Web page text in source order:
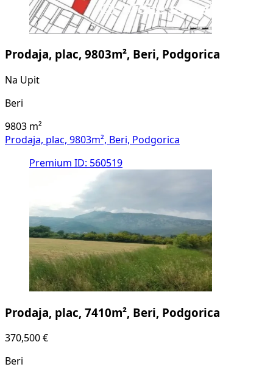
Prodaja, plac, 9803m², Beri, Podgorica
Na Upit
Beri
9803 m²
Prodaja, plac, 9803m², Beri, Podgorica
Premium ID: 560519
Prodaja, plac, 7410m², Beri, Podgorica
370,500 €
Beri